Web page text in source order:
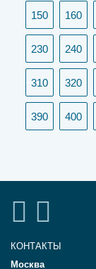
150 160
230 240
310 320
390 400
КОНТАКТЫ
Москва